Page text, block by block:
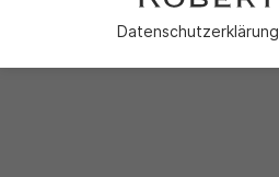
Datenschutzerklärung